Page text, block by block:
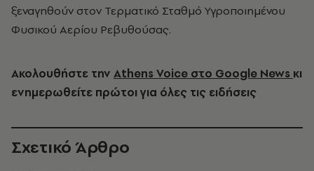
ξεναγηθούν στον Τερματικό Σταθμό Υγροποιημένου
Φυσικού Αερίου Ρεβυθούσας.
Ακολουθήστε την Athens Voice στο Google News κι
ενημερωθείτε πρώτοι για όλες τις ειδήσεις
Σχετικό Άρθρο